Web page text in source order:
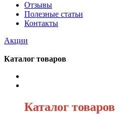
Отзывы
Полезные статьи
Контакты
Акции
Каталог товаров
Каталог товаров